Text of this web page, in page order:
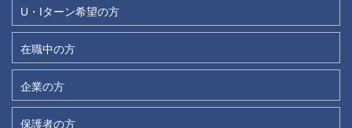
U・Iターン希望の方
在職中の方
企業の方
保護者の方